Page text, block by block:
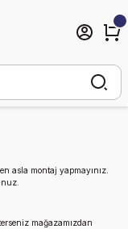
asla montaj yapmayınız.
mağazamızdan